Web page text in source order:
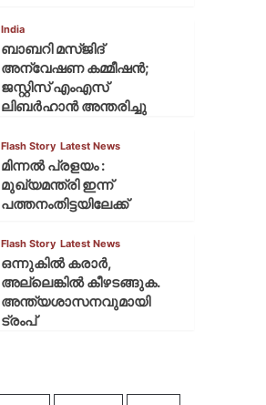
India
ബാബറി മസ്ജിദ്
അന്വേഷണ കമ്മീഷന്‍;
ജസ്റ്റിസ് എംഎസ്
ലിബര്‍ഹാന്‍ അന്തരിച്ചു
Flash Story Latest News
മിന്നല്‍ പ്രളയം :
മുഖ്യമന്ത്രി ഇന്ന്
പത്തനംതിട്ടയിലേക്ക്
Flash Story Latest News
ഒന്നുകില്‍ കരാര്‍,
അല്ലെങ്കില്‍ കീഴടങ്ങുക.
അന്ത്യശാസനവുമായി
ട്രംപ്